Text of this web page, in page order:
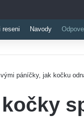
reseni Navody
páníčky, jak kočku